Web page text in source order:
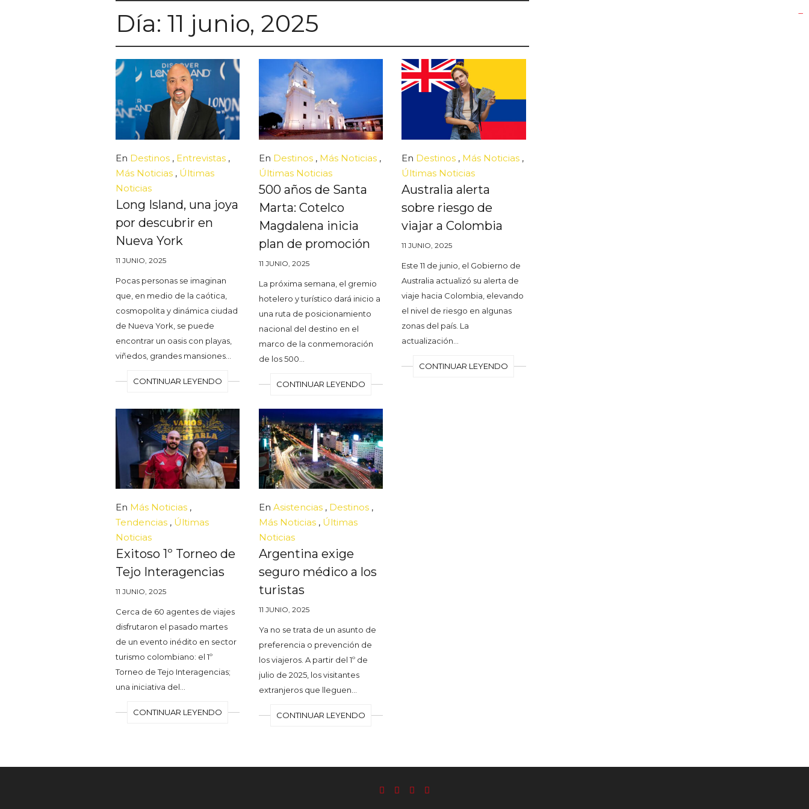
Día: 11 junio, 2025
En Destinos , Entrevistas ,
Más Noticias , Últimas
Noticias
Long Island, una joya
por descubrir en
Nueva York
11 JUNIO, 2025
Pocas personas se imaginan
que, en medio de la caótica,
cosmopolita y dinámica ciudad
de Nueva York, se puede
encontrar un oasis con playas,
viñedos, grandes mansiones…
CONTINUAR LEYENDO
En Destinos, Más Noticias,
Últimas Noticias
500 años de Santa
Marta: Cotelco
Magdalena inicia
plan de promoción
11 JUNIO, 2025
La próxima semana, el gremio
hotelero y turístico dará inicio a
una ruta de posicionamiento
nacional del destino en el
marco de la conmemoración
de los 500…
CONTINUAR LEYENDO
En Destinos , Más Noticias ,
Últimas Noticias
Australia alerta
sobre riesgo de
viajar a Colombia
11 JUNIO, 2025
Este 11 de junio, el Gobierno de
Australia actualizó su alerta de
viaje hacia Colombia, elevando
el nivel de riesgo en algunas
zonas del país. La
actualización…
CONTINUAR LEYENDO
En Más Noticias ,
Tendencias , Últimas
Noticias
Exitoso 1º Torneo de
Tejo Interagencias
11 JUNIO, 2025
Cerca de 60 agentes de viajes
disfrutaron el pasado martes
de un evento inédito en sector
turismo colombiano: el 1º
Torneo de Tejo Interagencias;
una iniciativa del…
CONTINUAR LEYENDO
En Asistencias, Destinos,
Más Noticias, Últimas
Noticias
Argentina exige
seguro médico a los
turistas
11 JUNIO, 2025
Ya no se trata de un asunto de
preferencia o prevención de
los viajeros. A partir del 1º de
julio de 2025, los visitantes
extranjeros que lleguen…
CONTINUAR LEYENDO